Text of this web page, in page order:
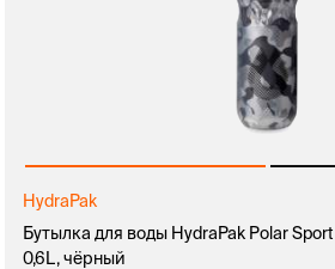
HydraPak
Бутылка для воды HydraPak Polar
0,6L, чёрный